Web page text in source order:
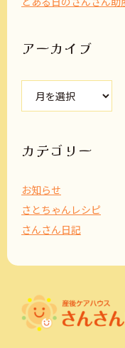
アーカイブ
カ
ブ
カテゴリー
お知らせ
さとちゃんレシピ
さんさん日記